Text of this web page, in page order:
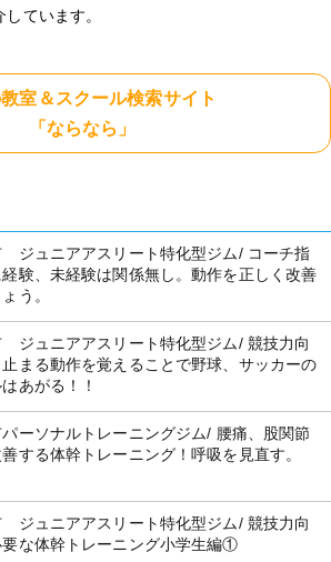
ています。
室＆スクール検索サイト
「ならなら」
ジュニアアスリート特化型ジム/ コーチ指
験、未経験は関係無し。動作を正しく改善
う。
ジュニアアスリート特化型ジム/ 競技力向
まる動作を覚えることで野球、サッカーの
あがる！！
ーソナルトレーニングジム/ 腰痛、股関節
する体幹トレーニング！呼吸を見直す。
ジュニアアスリート特化型ジム/ 競技力向
要な体幹トレーニング小学生編①